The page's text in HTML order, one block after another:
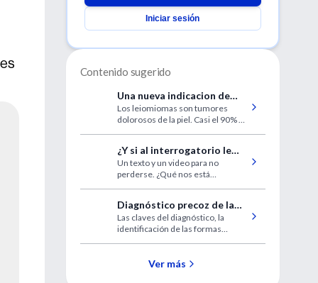
Iniciar sesión
Contenido sugerido
Una nueva indicacion de
toxina botulinica: dolor
relacionado con el
leiomioma
Los leiomiomas son tumores
dolorosos de la piel. Casi el 90% de
¿Y si al interrogatorio le
sumamos el “escuchatorio”?
Un texto y un video para no
perderse. ¿Qué nos está
pierde, qué se gana? ¿Quién se
anima a escuchar "historias de
vida" y no sólo "hisotrias clínicas"?
Diagnóstico precoz de la
Preeclampsia - Parte 2
Las claves del diagnóstico, la
identificación de las formas
Ver más